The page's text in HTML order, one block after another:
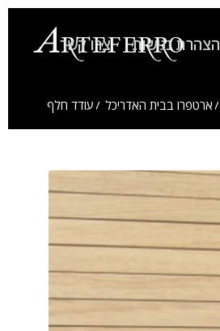
הצהרת נגישות צרו קשר
/ ארטפרו בבית האדריכל / עודד חלף